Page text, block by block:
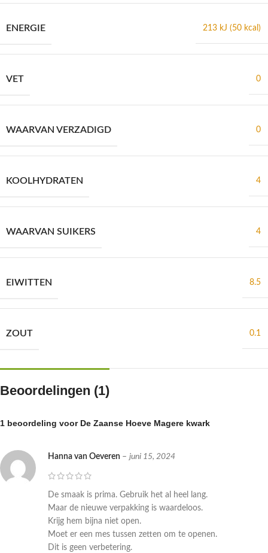
ENERGIE 213 kJ (50 kcal)
VET 0
WAARVAN VERZADIGD 0
KOOLHYDRATEN 4
WAARVAN SUIKERS 4
EIWITTEN 8.5
ZOUT 0.1
Beoordelingen (1)
1 beoordeling voor De Zaanse Hoeve Magere kwark
Hanna van Oeveren – juni 15, 2024
De smaak is prima. Gebruik het al heel lang.
Maar de nieuwe verpakking is waardeloos.
Krijg hem bijna niet open.
Moet er een mes tussen zetten om te openen.
Dit is geen verbetering.